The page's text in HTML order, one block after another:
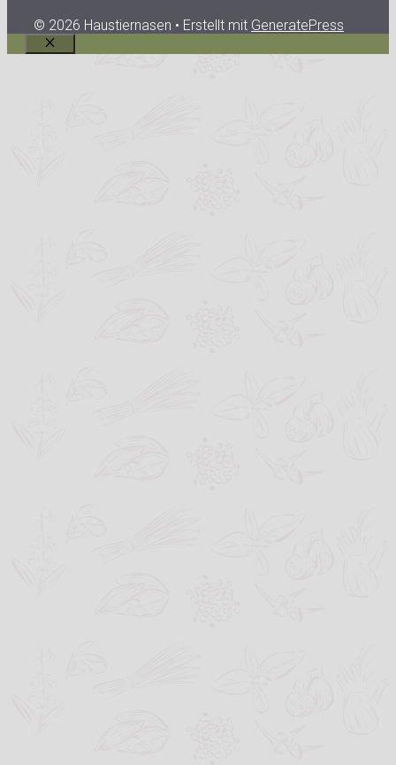
© 2026 Haustiernasen • Erstellt mit GeneratePress
Schließen